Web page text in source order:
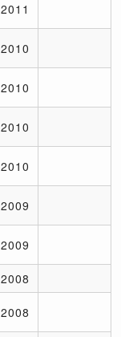
2011
2010
2010
2010
2010
2009
2009
2008
2008